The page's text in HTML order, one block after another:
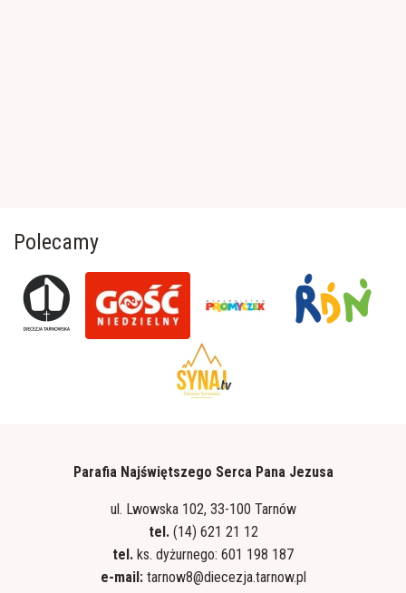
Polecamy
Parafia Najświętszego Serca Pana Jezusa
ul. Lwowska 102, 33-100 Tarnów
tel. (14) 621 21 12
tel. ks. dyżurnego: 601 198 187
e-mail:tarnow8@diecezja.tarnow.pl